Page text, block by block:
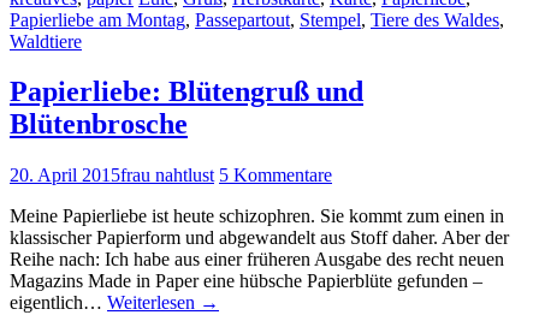
Papierliebe am Montag, Passepartout, Stempel, Tiere des Waldes,
Waldtiere
Papierliebe: Blütengruß und
Blütenbrosche
20. April 2015frau nahtlust 5 Kommentare
Meine Papierliebe ist heute schizophren. Sie kommt zum einen in
klassischer Papierform und abgewandelt aus Stoff daher. Aber der
Reihe nach: Ich habe aus einer früheren Ausgabe des recht neuen
Magazins Made in Paper eine hübsche Papierblüte gefunden –
eigentlich… Weiterlesen →